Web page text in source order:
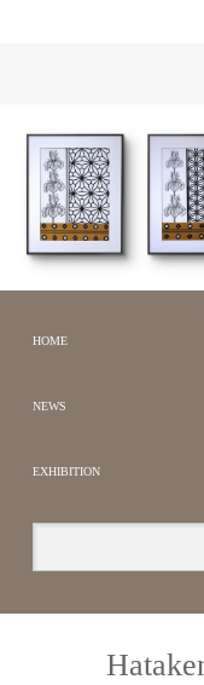
JAPANESE MODERN
HOME
NEWS
EXHIBITION